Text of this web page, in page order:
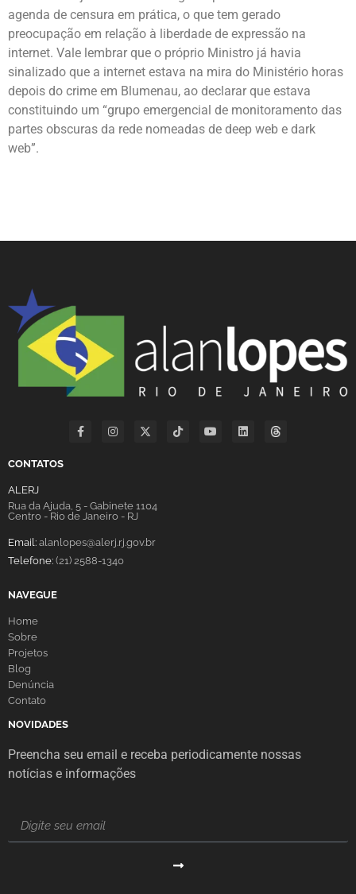
agenda de censura em prática, o que tem gerado
preocupação em relação à liberdade de expressão na
internet. Vale lembrar que o próprio Ministro já havia
sinalizado que a internet estava na mira do Ministério horas
depois do crime em Blumenau, ao declarar que estava
constituindo um “grupo emergencial de monitoramento das
partes obscuras da rede nomeadas de deep web e dark
web”.
CONTATOS
ALERJ
Rua da Ajuda, 5 - Gabinete 1104
Centro - Rio de Janeiro - RJ
Email: alanlopes@alerj.rj.gov.br
Telefone: (21) 2588-1340
NAVEGUE
Home
Sobre
Projetos
Blog
Denúncia
Contato
NOVIDADES
Preencha seu email e receba periodicamente nossas
notícias e informações